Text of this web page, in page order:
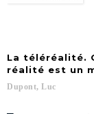
La téléréalité.
réalité est un
Dupont, Luc